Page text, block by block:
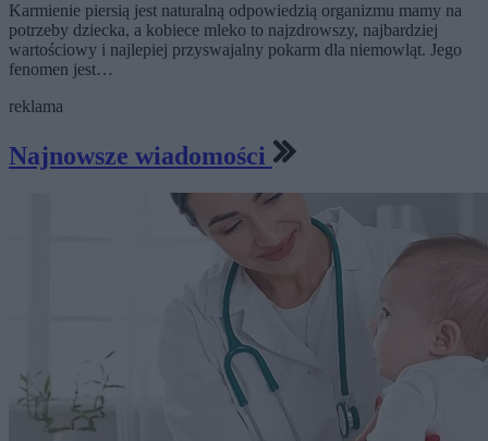
Karmienie piersią jest naturalną odpowiedzią organizmu mamy na
potrzeby dziecka, a kobiece mleko to najzdrowszy, najbardziej
wartościowy i najlepiej przyswajalny pokarm dla niemowląt. Jego
fenomen jest…
reklama
Najnowsze wiadomości